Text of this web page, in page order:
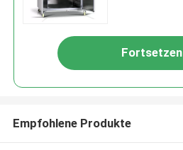
Fortsetzen
Empfohlene Produkte